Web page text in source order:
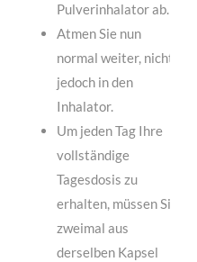
Pulverinhalator ab.
Atmen Sie nun
normal weiter, nicht
jedoch in den
Inhalator.
Um jeden Tag Ihre
vollständige
Tagesdosis zu
erhalten, müssen Sie
zweimal aus
derselben Kapsel